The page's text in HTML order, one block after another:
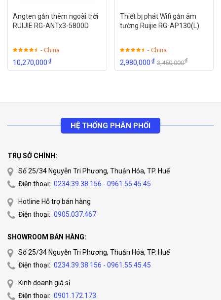
Angten gắn thêm ngoài trời
RUIJIE RG-ANTx3-5800D
- China
10,270,000₫
Thiết bị phát Wifi gắn âm
tường Ruijie RG-AP130(L)
- China
2,980,000₫ 3,450,000₫
HỆ THỐNG PHÂN PHỐI
TRỤ SỞ CHÍNH:
Số 25/34 Nguyễn Tri Phương, Thuận Hóa, TP. Huế
Điện thoại: 0234.39.38.156 - 0961.55.45.45
Hotline Hỗ trợ bán hàng
Điện thoại: 0905.037.467
SHOWROOM BÁN HÀNG:
Số 25/34 Nguyễn Tri Phương, Thuận Hóa, TP. Huế
Điện thoại: 0234.39.38.156 - 0961.55.45.45
Kinh doanh giá sỉ
Điện thoại: 0901.172.173